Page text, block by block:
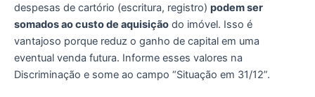
despesas de cartório (escritura, registro) podem ser
somados ao custo de aquisição do imóvel. Isso é
vantajoso porque reduz o ganho de capital em uma
eventual venda futura. Informe esses valores na
Discriminação e some ao campo “Situação em 31/12”.